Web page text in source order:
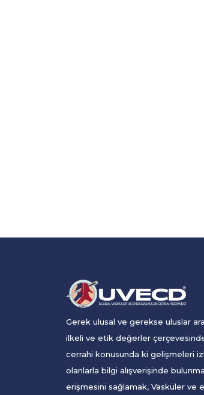
Gerek ulusal ve gerekse uluslar
ilkeli ve etik değerler
cerrahi konusunda ki gelişmeleri
olanlarla bilgi alışverişinde
erişmesini sağlamak, Vasküler ve